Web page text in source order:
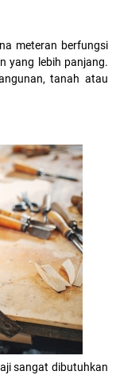
meteran berfungsi
yang lebih panjang.
tanah atau
sangat dibutuhkan